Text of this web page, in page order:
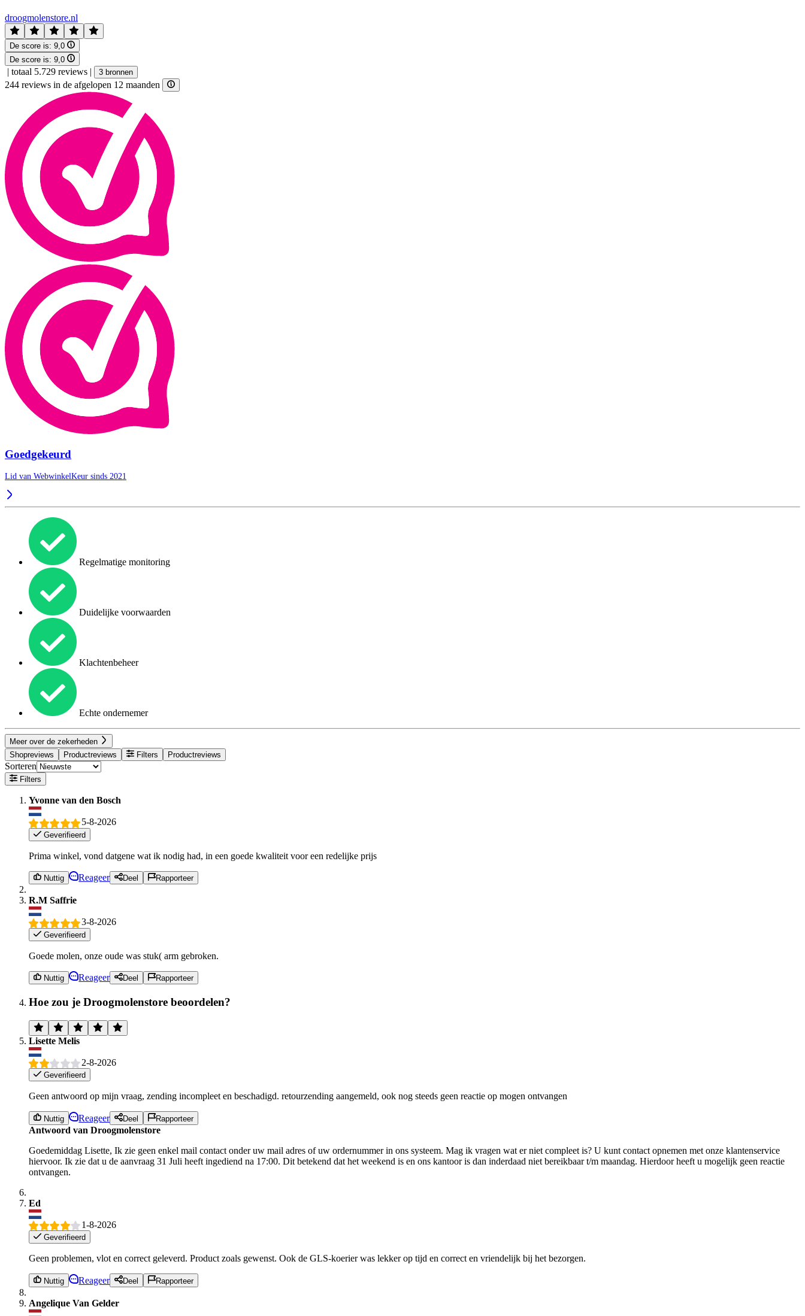
droogmolenstore.nl
De score is: 9,0
De score is: 9,0
| totaal 5.729 reviews | 3 bronnen
244 reviews in de afgelopen 12 maanden
Goedgekeurd
Lid van WebwinkelKeur sinds 2021
Regelmatige monitoring
Duidelijke voorwaarden
Klachtenbeheer
Echte ondernemer
Meer over de zekerheden
Shopreviews
Productreviews Filters Productreviews
Sorteren
Filters
Yvonne van den Bosch
5-8-2026
Geverifieerd
Prima winkel, vond datgene wat ik nodig had, in een goede kwaliteit voor een redelijke prijs
Nuttig Reageer Deel Rapporteer
R.M Saffrie
3-8-2026
Geverifieerd
Goede molen, onze oude was stuk( arm gebroken.
Nuttig Reageer Deel Rapporteer
Hoe zou je Droogmolenstore beoordelen?
Lisette Melis
2-8-2026
Geverifieerd
Geen antwoord op mijn vraag, zending incompleet en beschadigd. retourzending aangemeld, ook nog steeds geen reactie op mogen ontvangen
Nuttig Reageer Deel Rapporteer
Antwoord van Droogmolenstore
Goedemiddag Lisette, Ik zie geen enkel mail contact onder uw mail adres of uw ordernummer in ons systeem. Mag ik vragen wat er niet compleet is? U kunt contact opnemen met onze klantenservice
hiervoor. Ik zie dat u de aanvraag 31 Juli heeft ingediend na 17:00. Dit betekend dat het weekend is en ons kantoor is dan inderdaad niet bereikbaar t/m maandag. Hierdoor heeft u mogelijk geen reactie
ontvangen.
Ed
1-8-2026
Geverifieerd
Geen problemen, vlot en correct geleverd. Product zoals gewenst. Ook de GLS-koerier was lekker op tijd en correct en vriendelijk bij het bezorgen.
Nuttig Reageer Deel Rapporteer
Angelique Van Gelder